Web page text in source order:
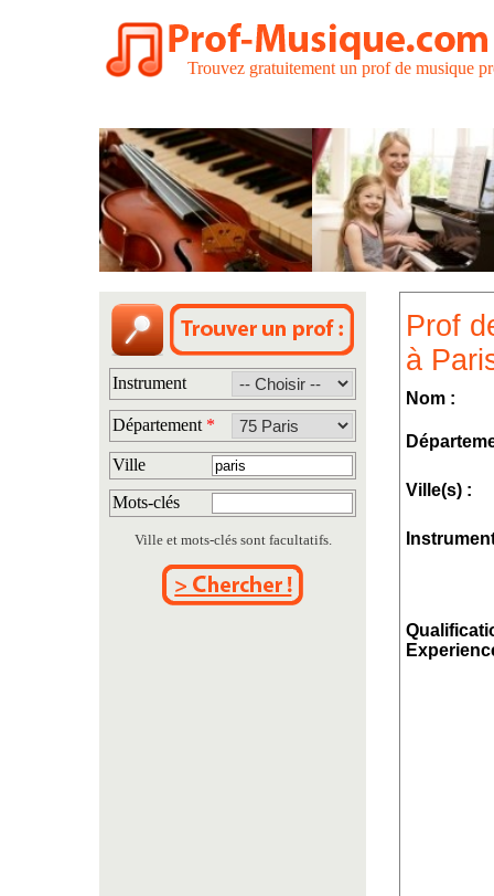
Trouvez gratuitement un prof de musique
Instrument
Département *
Ville
Mots-clés
Ville et mots-clés sont facultatifs.
Prof
à
Nom :
Ville(s) :